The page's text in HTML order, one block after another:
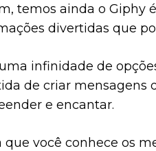
temos ainda o Giphy
divertidas que
infinidade de
de criar mensagens
e encantar.
que você conhece os